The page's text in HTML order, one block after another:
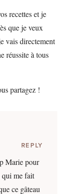
recettes et je
que je veux
vais directement
réussite à tous
partagez !
REPLY
Marie pour
qui me fait
ce gâteau